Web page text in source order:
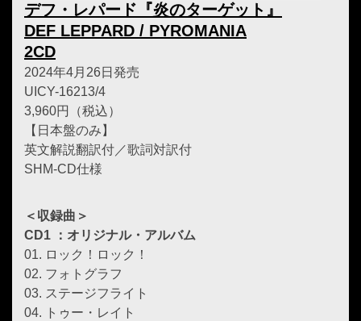
デフ・レパード『炎のターゲット』
DEF LEPPARD / PYROMANIA
2CD
2024年4月26日発売
UICY-16213/4
3,960円（税込）
【日本盤のみ】
英文解説翻訳付／歌詞対訳付
SHM-CD仕様
＜収録曲＞
CD1 ：オリジナル・アルバム
01. ロック！ロック！
02. フォトグラフ
03. ステージフライト
04. トゥー・レイト